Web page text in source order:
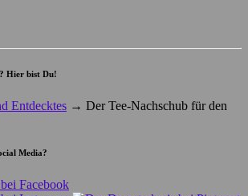
Hier bist Du!
Entdecktes → Der Tee-Nachschub für den
Media?